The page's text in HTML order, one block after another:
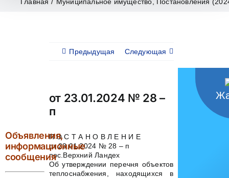
Предыдущая Следующая
от 23.01.2024 № 28 –
п
П О С Т А Н О В Л Е Н И Е
от 23.01.2024 № 28 – п
пос.Верхний Ландех
Об утверждении перечня объектов
теплоснабжения, находящихся в
Объявления,
информационные
сообщения